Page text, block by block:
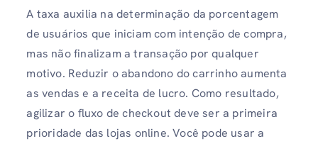
A taxa auxilia na determinação da porcentagem
de usuários que iniciam com intenção de compra,
mas não finalizam a transação por qualquer
motivo. Reduzir o abandono do carrinho aumenta
as vendas e a receita de lucro. Como resultado,
agilizar o fluxo de checkout deve ser a primeira
prioridade das lojas online. Você pode usar a